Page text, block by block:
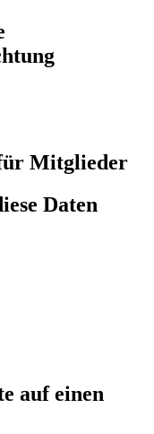
Mitglieder
Daten
auf einen